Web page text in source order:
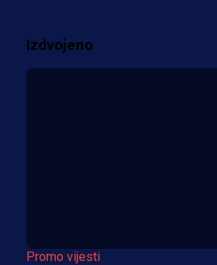
Izdvojeno
Promo vijesti